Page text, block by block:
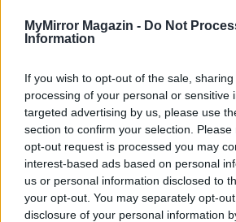
MyMirror Magazin - Do Not
Information
If you wish to opt-out of the sale,
processing of your personal or sensitive
targeted advertising by us, please use
section to confirm your selection.
opt-out request is processed you may
interest-based ads based on personal
us or personal information disclosed to
your opt-out. You may separately opt-
disclosure of your personal information
Mire a végére értem a dolgomnak
Meglepetésemre Gordon ált a
olvasott. Ahogy meglátta, hogy
a kocsiból, és a hátsó ajtót szélesre
– Jó estét Miss. Rose! Mr. Morton
vigyem haza Önt, mert nem
sétálna haza.